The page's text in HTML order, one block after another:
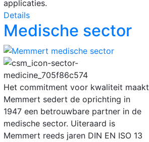
applicaties.
Details
Medische sector
Het commitment voor kwaliteit maakt
Memmert sedert de oprichting in
1947 een betrouwbare partner in de
medische sector. Uiteraard is
Memmert reeds jaren DIN EN ISO 13